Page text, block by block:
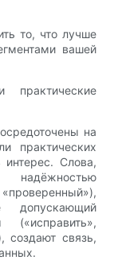
то, что лучше
вашей
практические
на
практических
Слова,
допускающий
создают связь,